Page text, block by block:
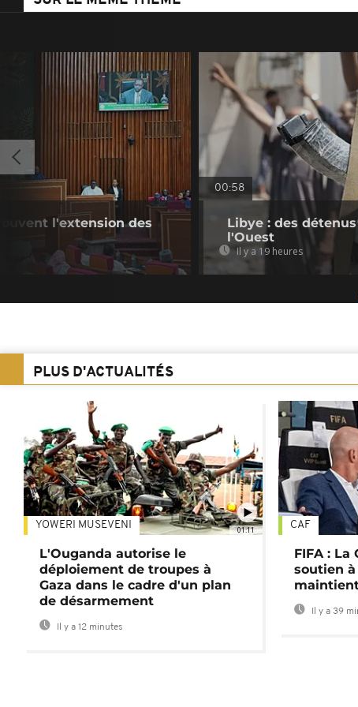
l'extension des
00:58
Libye : des
l'Ouest
Il y a 19 heures
PLUS D'ACTUALITÉS
01:11
YOWERI MUSEVENI
L'Ouganda autorise le
déploiement de troupes à
Gaza dans le cadre d'un plan
de désarmement
Il y a 12 minutes
CAF
FIFA : La
soutien à
Il y a 39